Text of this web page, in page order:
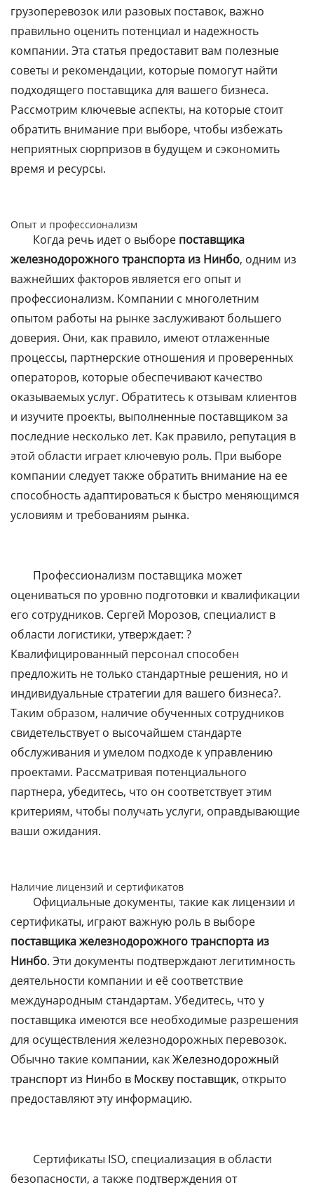
грузоперевозок или разовых поставок, важно
правильно оценить потенциал и надежность
компании. Эта статья предоставит вам полезные
советы и рекомендации, которые помогут найти
подходящего поставщика для вашего бизнеса.
Рассмотрим ключевые аспекты, на которые стоит
обратить внимание при выборе, чтобы избежать
неприятных сюрпризов в будущем и сэкономить
время и ресурсы.
Опыт и профессионализм
Когда речь идет о выборе поставщика
железнодорожного транспорта из Нинбо, одним из
важнейших факторов является его опыт и
профессионализм. Компании с многолетним
опытом работы на рынке заслуживают большего
доверия. Они, как правило, имеют отлаженные
процессы, партнерские отношения и проверенных
операторов, которые обеспечивают качество
оказываемых услуг. Обратитесь к отзывам клиентов
и изучите проекты, выполненные поставщиком за
последние несколько лет. Как правило, репутация в
этой области играет ключевую роль. При выборе
компании следует также обратить внимание на ее
способность адаптироваться к быстро меняющимся
условиям и требованиям рынка.
Профессионализм поставщика может
оцениваться по уровню подготовки и квалификации
его сотрудников. Сергей Морозов, специалист в
области логистики, утверждает: ?
Квалифицированный персонал способен
предложить не только стандартные решения, но и
индивидуальные стратегии для вашего бизнеса?.
Таким образом, наличие обученных сотрудников
свидетельствует о высочайшем стандарте
обслуживания и умелом подходе к управлению
проектами. Рассматривая потенциального
партнера, убедитесь, что он соответствует этим
критериям, чтобы получать услуги, оправдывающие
ваши ожидания.
Наличие лицензий и сертификатов
Официальные документы, такие как лицензии и
сертификаты, играют важную роль в выборе
поставщика железнодорожного транспорта из
Нинбо. Эти документы подтверждают легитимность
деятельности компании и её соответствие
международным стандартам. Убедитесь, что у
поставщика имеются все необходимые разрешения
для осуществления железнодорожных перевозок.
Обычно такие компании, какЖелезнодорожный
транспорт из Нинбо в Москву поставщик, открыто
предоставляют эту информацию.
Сертификаты ISO, специализация в области
безопасности, а также подтверждения от